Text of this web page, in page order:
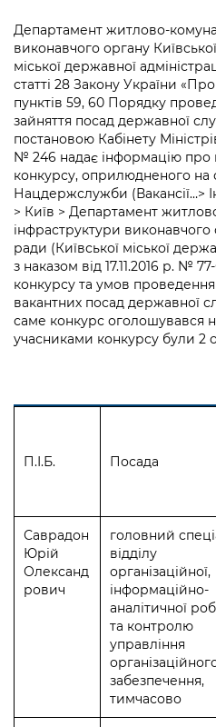
Проєкти розпоряджень,
перебувають на
Рішення Київради
Контактна інформація
Графік роботи та
Вакансії
Статистика
Звернення громадян
Регуляторна діяльність
Підприємства, установи,
Гендерна політика
Безбар'єрність
Київська міська
Дороги, транспорт та
Навколишнє
Містобудування та
Культура, спорт, дозвілля
Бізнес та ліцензування
Фінанси та бюджет
Безпека та
Ритуальні послуги
Портал Захисників та
Безбар'єрність
Міський застосунок
Важливе під час
Громадський бюджет
Консультації з
Громадська рада
Петиції
Відкритий бюджет
Контактний центр
Допомога учасникам
Рада з питань
осіб при Київській
«Ініціатива
Важливе під час
Інформація з
Подати запит онлайн
Проекти нормативно-
інших актів
Нормативна база
Питання і відповіді про
інформацію
Порядок оскарження
бездіяльності
Звіти про опрацювання
публічну інформацію
Портал даних Києва
Підписатися на новини
КМДА / Subscribe to
from the KCSA
Порядок акредитації
Accreditation process
Подати журналістський
Submitting a media
Зйомки в лікарнях в
стану / Rules for media
hospitals at work under
Контакти для медіа /
Портал Послуг
Департамент житлово-
виконавчого органу
міської державної
статті 28 Закону України
пунктів 59, 60 Порядку
зайняття посад державної
постановою Кабінету
№ 246 надає інформацію про
конкурсу, оприлюдненого на
Нацдержслужби (Вакансії…>
> Київ > Департамент
інфраструктури виконавчого
ради (Київської міської
з наказом від 17.11.2016 р. №
конкурсу та умов
вакантних посад державної
саме конкурс оголошувався
учасниками конкурсу були 2
П.І.Б. Посада
Саврадон
Юрій
Олександ
рович
головний
відділу
організаційної,
інформаційно-
аналітичної
та контролю
управління
забезпечення,
тимчасово